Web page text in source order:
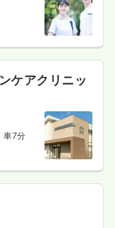
ケアクリニッ
車7分